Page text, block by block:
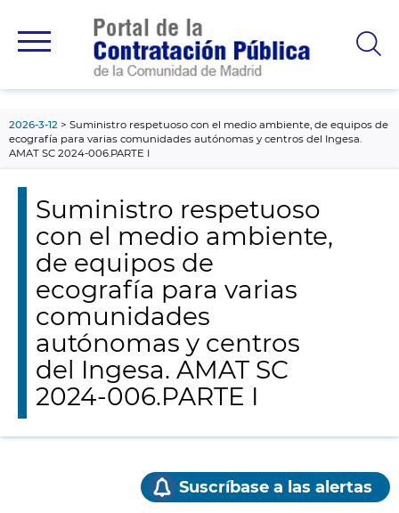
principal
2026-3-12
Suministro respetuoso con el medio ambiente, de equipos de
ecografía para varias comunidades autónomas y centros del Ingesa.
AMAT SC 2024-006.PARTE I
Suministro respetuoso
con el medio ambiente,
de equipos de
ecografía para varias
comunidades
autónomas y centros
del Ingesa. AMAT SC
2024-006.PARTE I
Suscríbase a las alertas